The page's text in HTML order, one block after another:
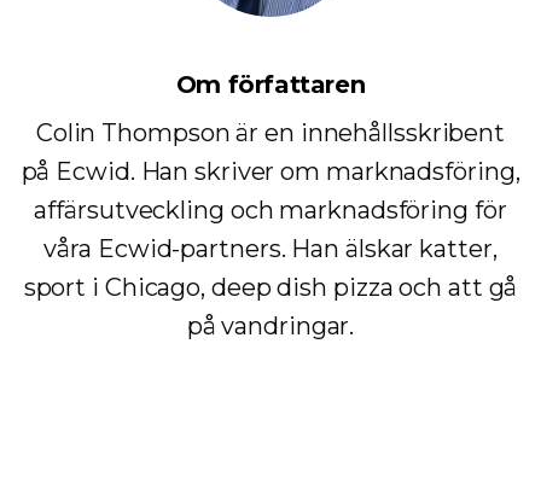
Om författaren
Colin Thompson är en innehållsskribent
på Ecwid. Han skriver om marknadsföring,
affärsutveckling och marknadsföring för
våra Ecwid-partners. Han älskar katter,
sport i Chicago, deep dish pizza och att gå
på vandringar.